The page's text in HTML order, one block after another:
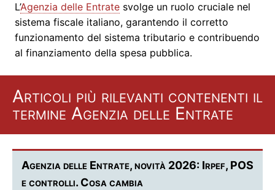
L’Agenzia delle Entrate svolge un ruolo cruciale nel
sistema fiscale italiano, garantendo il corretto
funzionamento del sistema tributario e contribuendo
al finanziamento della spesa pubblica.
Articoli più rilevanti contenenti il
termine Agenzia delle Entrate
Agenzia delle Entrate, novità 2026: Irpef, POS
e controlli. Cosa cambia